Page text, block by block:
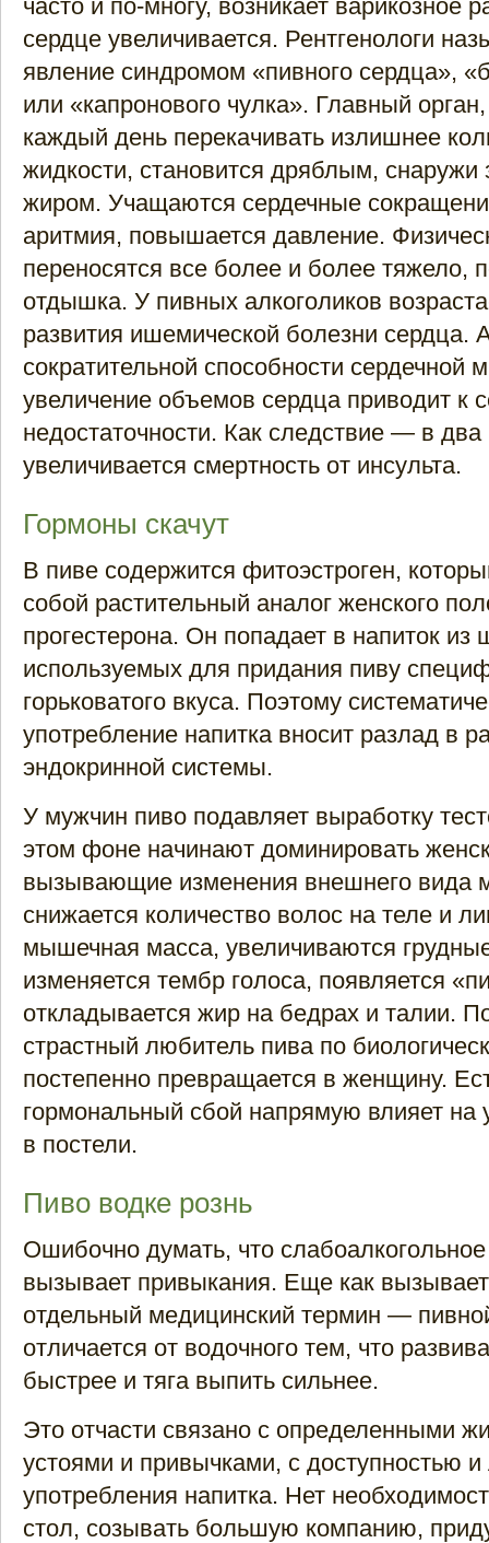
часто и по-многу, возникает варикозное
сердце увеличивается. Рентгенологи
явление синдромом «пивного сердца»,
или «капронового чулка». Главный
каждый день перекачивать излишнее
жидкости, становится дряблым, снаружи
жиром. Учащаются сердечные
аритмия, повышается давление.
переносятся все более и более тяжело,
отдышка. У пивных алкоголиков
развития ишемической болезни сердца.
сократительной способности
увеличение объемов сердца приводит к
недостаточности. Как следствие — в два
увеличивается смертность от инсульта.
Гормоны скачут
В пиве содержится фитоэстроген,
собой растительный аналог женского
прогестерона. Он попадает в напиток
используемых для придания пиву
горьковатого вкуса. Поэтому
употребление напитка вносит разлад в
эндокринной системы.
У мужчин пиво подавляет выработку
этом фоне начинают доминировать
вызывающие изменения внешнего вида
снижается количество волос на теле и
мышечная масса, увеличиваются
изменяется тембр голоса, появляется
откладывается жир на бедрах и талии.
страстный любитель пива по
постепенно превращается в женщину.
гормональный сбой напрямую влияет на
в постели.
Пиво водке рознь
Ошибочно думать, что
вызывает привыкания. Еще как
отдельный медицинский термин —
отличается от водочного тем, что
быстрее и тяга выпить сильнее.
Это отчасти связано с определенными
устоями и привычками, с доступностью и
употребления напитка. Нет
стол, созывать большую компанию,